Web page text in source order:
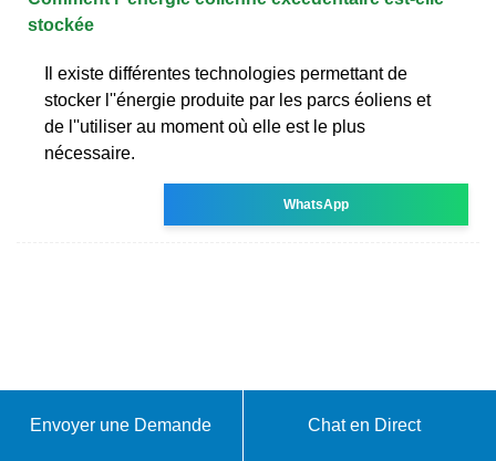
stockée
Il existe différentes technologies permettant de
stocker l''énergie produite par les parcs éoliens et
de l''utiliser au moment où elle est le plus
nécessaire.
WhatsApp
Envoyer une Demande Chat en Direct